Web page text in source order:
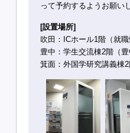
って予約するようお願い
[設置場所]
吹田：ICホール1階（就職
豊中：学生交流棟2階（豊
箕面：外国学研究講義棟